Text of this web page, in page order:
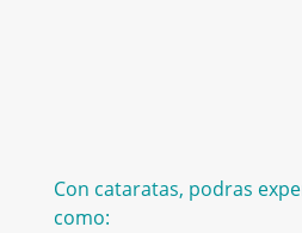
Con cataratas, podras
como: